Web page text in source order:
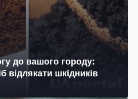
до вашого городу:
відлякати шкідників